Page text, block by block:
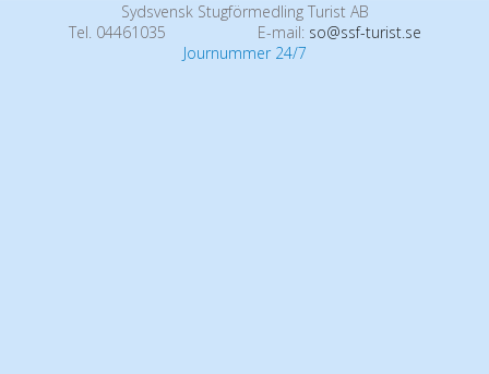
Sydsvensk Stugförmedling Turist AB
Tel. 04461035
E-mail: so@ssf-turist.se
Journummer 24/7